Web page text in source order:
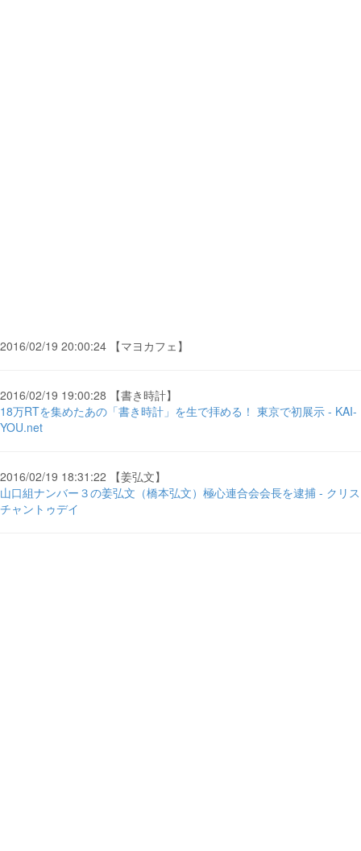
2016/02/19 20:00:24 【マヨカフェ】
2016/02/19 19:00:28 【書き時計】
18万RTを集めたあの「書き時計」を生で拝める！ 東京で初展示 - KAI-
YOU.net
2016/02/19 18:31:22 【姜弘文】
山口組ナンバー３の姜弘文（橋本弘文）極心連合会会長を逮捕 - クリス
チャントゥデイ